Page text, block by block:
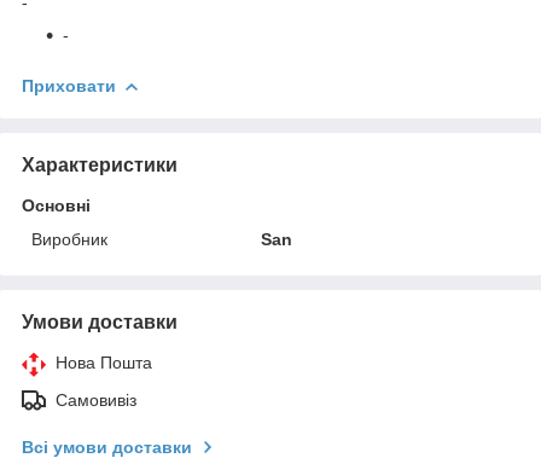
-
Приховати
Характеристики
Основні
Виробник
San
Умови доставки
Нова Пошта
Самовивіз
Всі умови доставки